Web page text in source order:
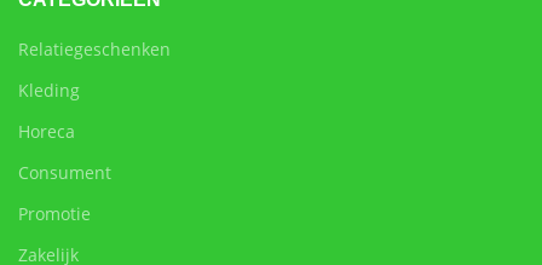
Relatiegeschenken
Kleding
Horeca
Consument
Promotie
Zakelijk